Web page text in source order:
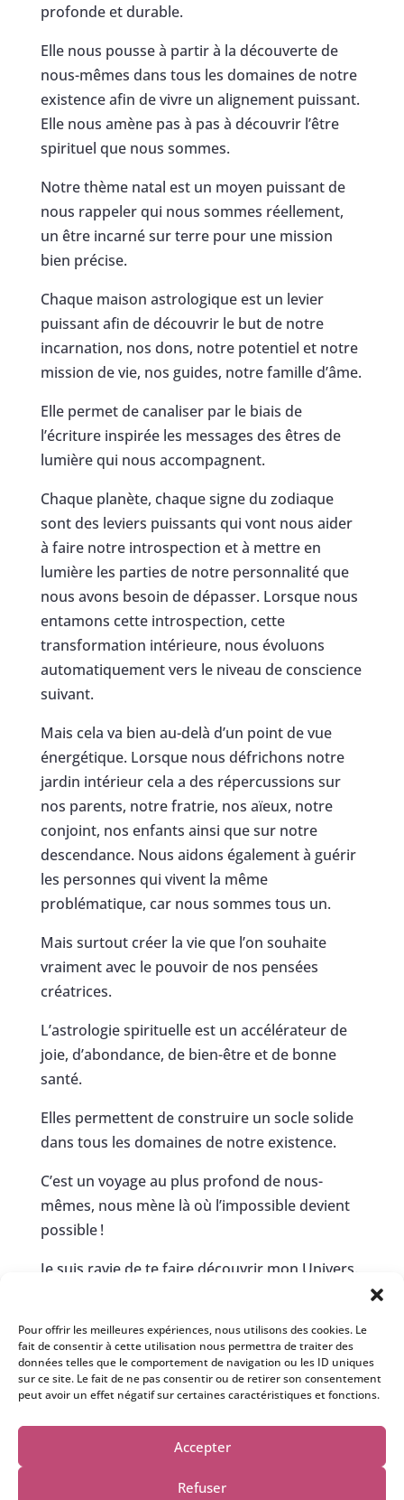
Pour offrir les meilleures expériences, nous utilisons des cookies. Le
fait de consentir à cette utilisation nous permettra de traiter des
données telles que le comportement de navigation ou les ID uniques
sur ce site. Le fait de ne pas consentir ou de retirer son consentement
peut avoir un effet négatif sur certaines caractéristiques et fonctions.
Accepter
Refuser
profonde et durable.
Elle nous pousse à partir à la découverte de
nous-mêmes dans tous les domaines de notre
existence afin de vivre un alignement puissant.
Elle nous amène pas à pas à découvrir l’être
spirituel que nous sommes.
Notre thème natal est un moyen puissant de
nous rappeler qui nous sommes réellement,
un être incarné sur terre pour une mission
bien précise.
Chaque maison astrologique est un levier
puissant afin de découvrir le but de notre
incarnation, nos dons, notre potentiel et notre
mission de vie, nos guides, notre famille d’âme.
Elle permet de canaliser par le biais de
l’écriture inspirée les messages des êtres de
lumière qui nous accompagnent.
Chaque planète, chaque signe du zodiaque
sont des leviers puissants qui vont nous aider
à faire notre introspection et à mettre en
lumière les parties de notre personnalité que
nous avons besoin de dépasser. Lorsque nous
entamons cette introspection, cette
transformation intérieure, nous évoluons
automatiquement vers le niveau de conscience
suivant.
Mais cela va bien au-delà d’un point de vue
énergétique. Lorsque nous défrichons notre
jardin intérieur cela a des répercussions sur
nos parents, notre fratrie, nos aïeux, notre
conjoint, nos enfants ainsi que sur notre
descendance. Nous aidons également à guérir
les personnes qui vivent la même
problématique, car nous sommes tous un.
Mais surtout créer la vie que l’on souhaite
vraiment avec le pouvoir de nos pensées
créatrices.
L’astrologie spirituelle est un accélérateur de
joie, d’abondance, de bien-être et de bonne
santé.
Elles permettent de construire un socle solide
dans tous les domaines de notre existence.
C’est un voyage au plus profond de nous-
mêmes, nous mène là où l’impossible devient
possible !
Je suis ravie de te faire découvrir mon Univers.
cette adresse :contact@isabelle-
bertholin.com,je me ferrais un plaisir de te
répondre personnellement.